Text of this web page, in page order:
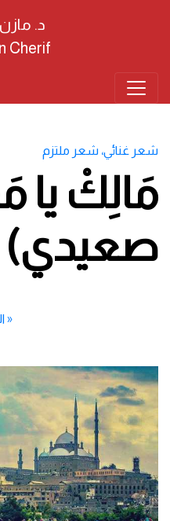
د.
Cherif
شعر غنائي، شعر ملتزم
مَالِكْ يا
صعيدي)
«